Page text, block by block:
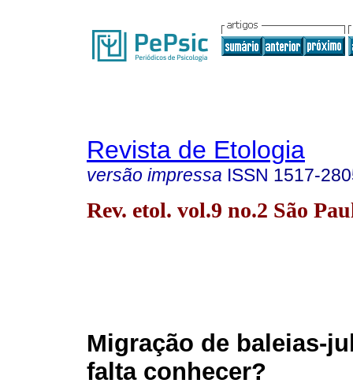
Revista de Etologia
versão impressa ISSN 1517-
Rev. etol. vol.9 no.2 São
Migração de baleias-
falta conhecer?